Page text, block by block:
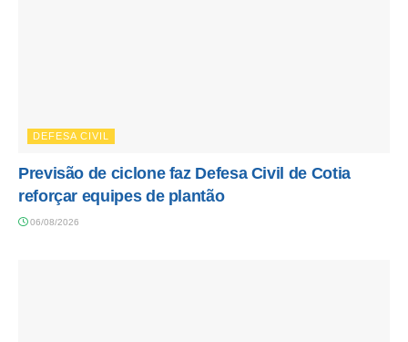
DEFESA CIVIL
Previsão de ciclone faz Defesa Civil de Cotia
reforçar equipes de plantão
06/08/2026